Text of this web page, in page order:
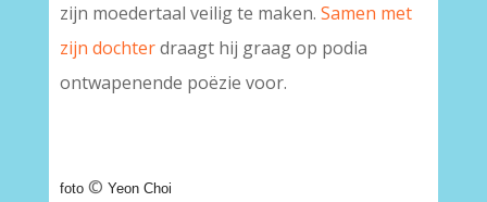
zijn moedertaal veilig te maken. Samen met
zijn dochterdraagt hij graag op podia
ontwapenende poëzie voor.
foto © Yeon Choi